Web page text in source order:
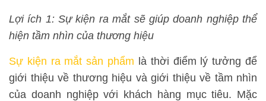
Lợi ích 1: Sự kiện ra mắt sẽ giúp doanh nghiệp thể
hiện tầm nhìn của thương hiệu
Sự kiện ra mắt sản phẩm là thời điểm lý tưởng để
giới thiệu về thương hiệu và giới thiệu về tầm nhìn
của doanh nghiệp với khách hàng mục tiêu. Mặc